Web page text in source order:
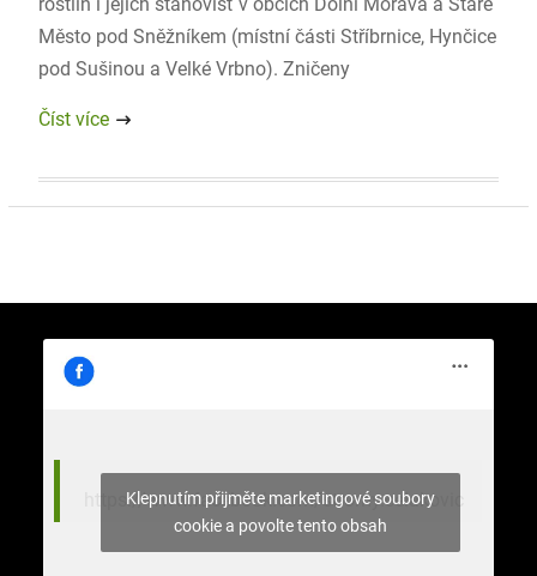
Město pod Sněžníkem (místní části Stříbrnice, Hynčice
pod Sušinou a Velké Vrbno). Zničeny
Číst více
https://www.facebook.com/stromy.celakovic
Klepnutím přijměte marketingové soubory
cookie a povolte tento obsah